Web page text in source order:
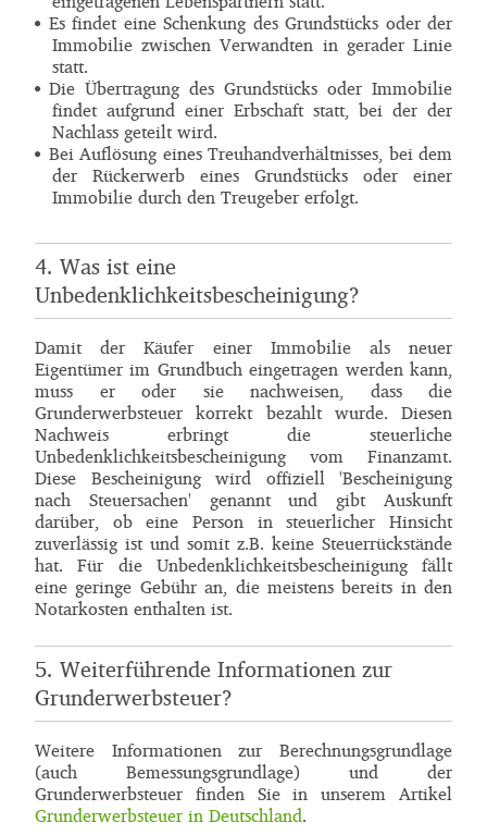
Es findet eine Schenkung des Grundstücks oder der
Immobilie zwischen Verwandten in gerader Linie
statt.
Die Übertragung des Grundstücks oder Immobilie
findet aufgrund einer Erbschaft statt, bei der der
Nachlass geteilt wird.
Bei Auflösung eines Treuhandverhältnisses, bei dem
der Rückerwerb eines Grundstücks oder einer
Immobilie durch den Treugeber erfolgt.
4. Was ist eine
Unbedenklichkeitsbescheinigung?
Damit der Käufer einer Immobilie als neuer
Eigentümer im Grundbuch eingetragen werden kann,
muss er oder sie nachweisen, dass die
Grunderwerbsteuer korrekt bezahlt wurde. Diesen
Nachweis erbringt die steuerliche
Unbedenklichkeitsbescheinigung vom Finanzamt.
Diese Bescheinigung wird offiziell 'Bescheinigung
nach Steuersachen' genannt und gibt Auskunft
darüber, ob eine Person in steuerlicher Hinsicht
zuverlässig ist und somit z.B. keine Steuerrückstände
hat. Für die Unbedenklichkeitsbescheinigung fällt
eine geringe Gebühr an, die meistens bereits in den
Notarkosten enthalten ist.
5. Weiterführende Informationen zur
Grunderwerbsteuer?
Weitere Informationen zur Berechnungsgrundlage
(auch Bemessungsgrundlage) und der
Grunderwerbsteuer finden Sie in unserem Artikel
Grunderwerbsteuer in Deutschland.